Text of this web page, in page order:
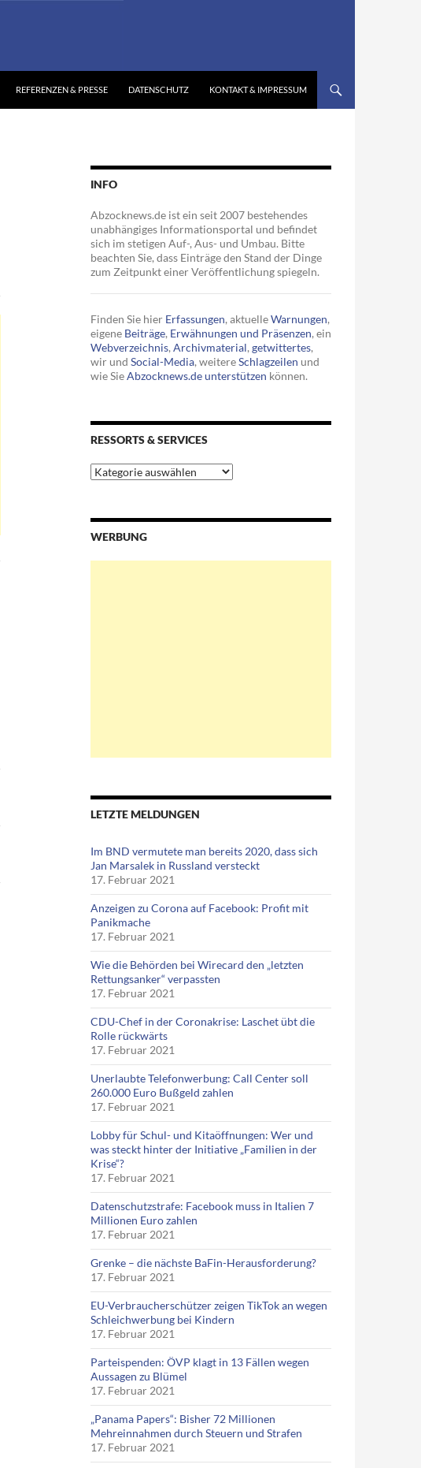
REFERENZEN & PRESSE DATENSCHUTZ KONTAKT & IMPRESSUM
INFO
Abzocknews.de ist ein seit 2007 bestehendes
unabhängiges Informationsportal und befindet
sich im stetigen Auf-, Aus- und Umbau. Bitte
beachten Sie, dass Einträge den Stand der Dinge
zum Zeitpunkt einer Veröffentlichung spiegeln.
Finden Sie hier Erfassungen, aktuelleWarnungen,
eigene Beiträge, Erwähnungen und Präsenzen, ein
Webverzeichnis, Archivmaterial, getwittertes,
wir und Social-Media, weitereSchlagzeilen und
wie SieAbzocknews.de unterstützen können.
RESSORTS & SERVICES
Ressorts
&
WERBUNG
LETZTE MELDUNGEN
Im BND vermutete man bereits 2020, dass sich
Jan Marsalek in Russland versteckt
17. Februar 2021
Anzeigen zu Corona auf Facebook: Profit mit
Panikmache
17. Februar 2021
Wie die Behörden bei Wirecard den „letzten
Rettungsanker“ verpassten
17. Februar 2021
CDU-Chef in der Coronakrise: Laschet übt die
Rolle rückwärts
17. Februar 2021
Unerlaubte Telefonwerbung: Call Center soll
260.000 Euro Bußgeld zahlen
17. Februar 2021
Lobby für Schul- und Kitaöffnungen: Wer und
was steckt hinter der Initiative „Familien in der
Krise“?
17. Februar 2021
Datenschutzstrafe: Facebook muss in Italien 7
Millionen Euro zahlen
17. Februar 2021
Grenke – die nächste BaFin-Herausforderung?
17. Februar 2021
EU-Verbraucherschützer zeigen TikTok an wegen
Schleichwerbung bei Kindern
17. Februar 2021
Parteispenden: ÖVP klagt in 13 Fällen wegen
Aussagen zu Blümel
17. Februar 2021
„Panama Papers“: Bisher 72 Millionen
Mehreinnahmen durch Steuern und Strafen
17. Februar 2021